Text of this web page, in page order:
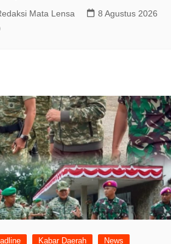
Mata Lensa
8 Agustus 2026
Kabar Daerah News